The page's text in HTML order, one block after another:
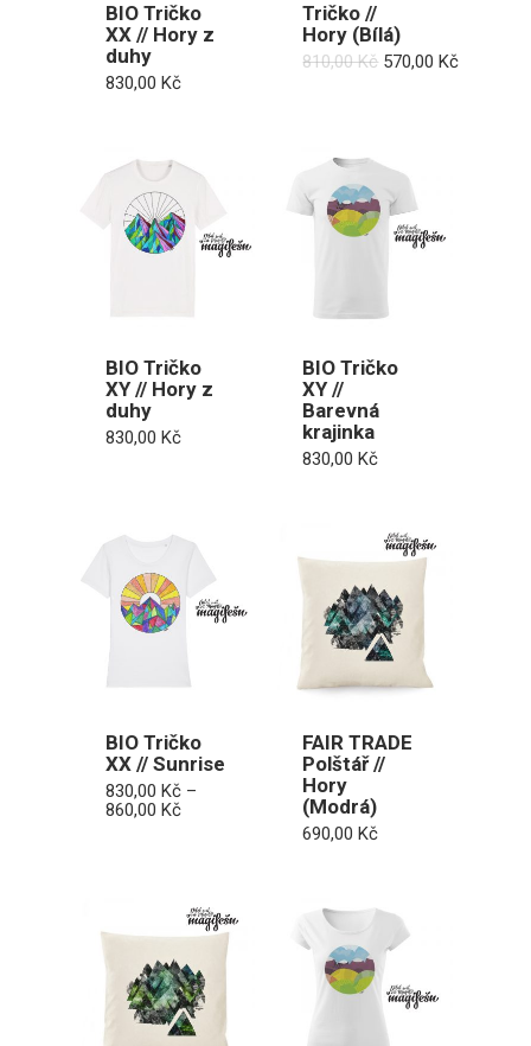
BIO Tričko
XX // Hory z
duhy
830,00 Kč
Tričko //
Hory (Bílá)
810,00Kč Původní
570,00KčAktuální
BIO Tričko
XY // Hory z
duhy
830,00 Kč
BIO Tričko
XY //
Barevná
krajinka
830,00Kč
BIO Tričko
XX // Sunrise
830,00 Kč –
860,00 KčRozpětí
FAIR TRADE
Polštář //
Hory
(Modrá)
690,00Kč